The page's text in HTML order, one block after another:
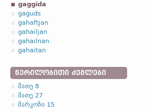
gaggida
gaguds
gahaftjan
gahailjan
gahailnan
gahaitan
ᲬᲔᲠᲘᲚᲝᲑᲘᲗᲘ ᲫᲔᲒᲚᲔᲑᲘ
მათე 8
მათე 27
მარკოზი 15